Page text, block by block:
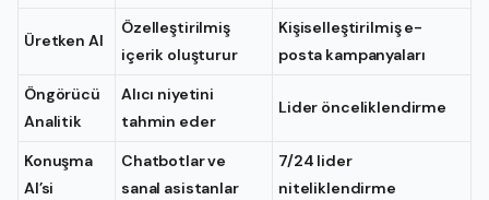
Üretken AI
Özelleştirilmiş
içerik oluşturur
Kişiselleştirilmiş e-
posta kampanyaları
Öngörücü
Analitik
Alıcı niyetini
tahmin eder
Lider önceliklendirme
Konuşma
AI’si
Chatbotlar ve
sanal asistanlar
7/24 lider
niteliklendirme